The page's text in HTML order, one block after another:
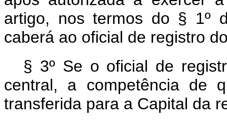
artigo, nos termos do § 1º
caberá ao oficial de registro
§ 3º Se o oficial de
central, a competência de
transferida para a Capital da